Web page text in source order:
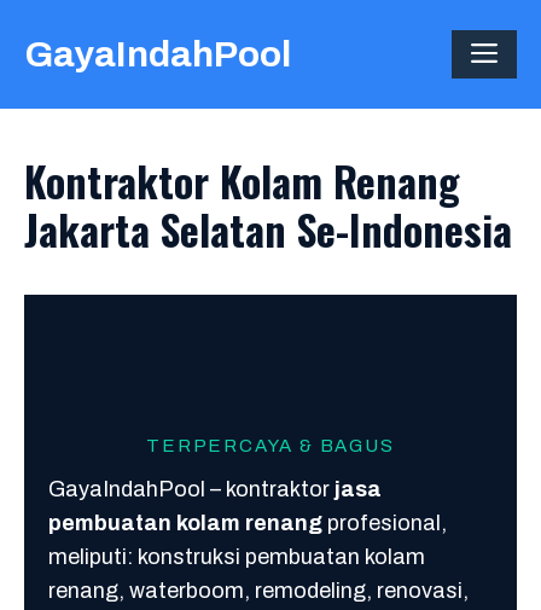
GayaIndahPool
Kontraktor Kolam Renang
Jakarta Selatan Se-Indonesia
TERPERCAYA & BAGUS
GayaIndahPool – kontraktor jasa
pembuatan kolam renang profesional,
meliputi: konstruksi pembuatan kolam
renang, waterboom, remodeling, renovasi,